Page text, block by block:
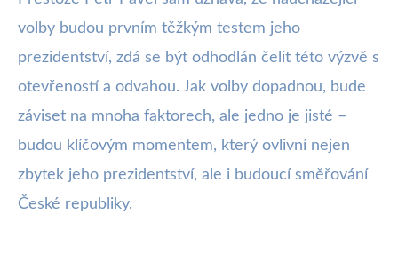
volby budou prvním těžkým testem jeho
prezidentství, zdá se být odhodlán čelit této výzvě s
otevřeností a odvahou. Jak volby dopadnou, bude
záviset na mnoha faktorech, ale jedno je jisté –
budou klíčovým momentem, který ovlivní nejen
zbytek jeho prezidentství, ale i budoucí směřování
České republiky.